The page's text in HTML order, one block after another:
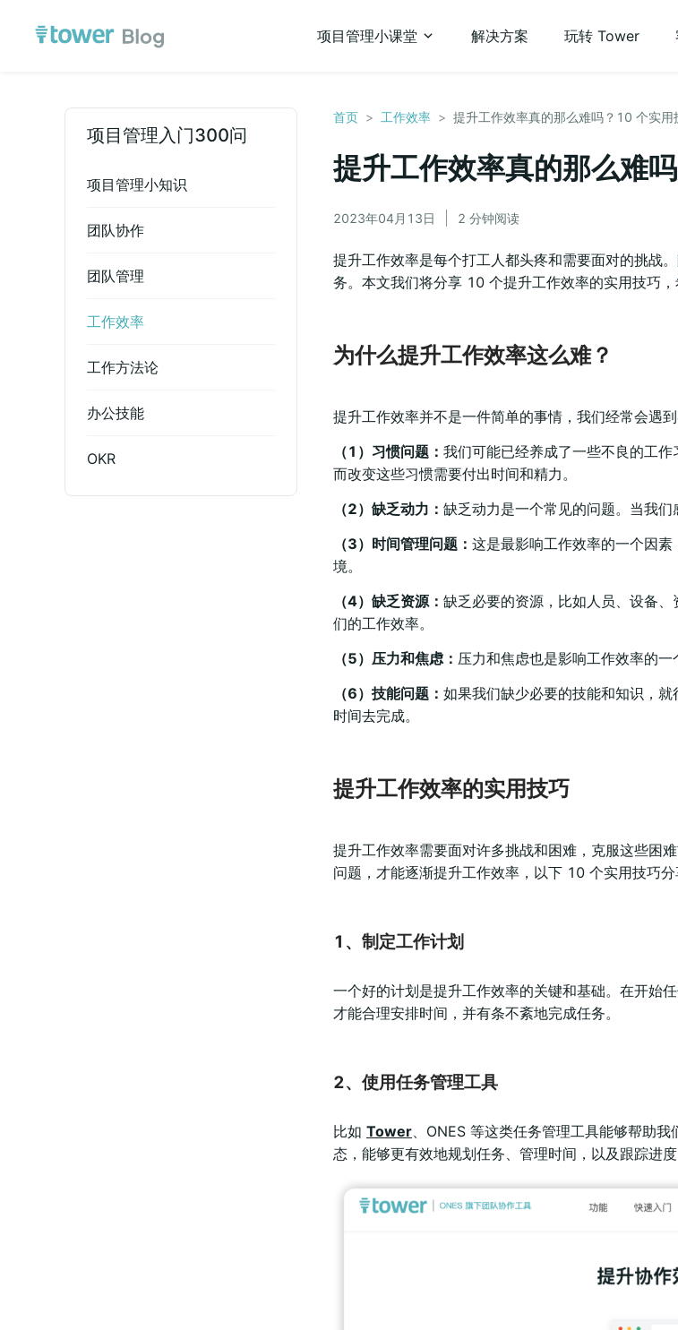
项目管理小课堂 解决方案 玩转 Tower
项目管理入门300问
项目管理小知识
团队协作
团队管理
工作效率
工作方法论
办公技能
OKR
首页 > 工作效率 > 提升工作效率真的那么难吗？10 个实用
提升工作效率真的那么难
2023年04月13日 2 分钟阅读
提升工作效率是每个打工人都头疼和需要面对的挑战
务。本文我们将分享 10 个提升工作效率的实用技巧，
为什么提升工作效率这么难？
提升工作效率并不是一件简单的事情，我们经常会遇
（1）习惯问题： 我们可能已经养成了一些不良的工
而改变这些习惯需要付出时间和精力。
（2）缺乏动力： 缺乏动力是一个常见的问题。当我们
（3）时间管理问题： 这是最影响工作效率的一个因
境。
（4）缺乏资源： 缺乏必要的资源，比如人员、设备
们的工作效率。
（5）压力和焦虑： 压力和焦虑也是影响工作效率的一
（6）技能问题： 如果我们缺少必要的技能和知识，
时间去完成。
提升工作效率的实用技巧
提升工作效率需要面对许多挑战和困难，克服这些困
问题，才能逐渐提升工作效率，以下 10 个实用技巧分
1、制定工作计划
一个好的计划是提升工作效率的关键和基础。在开始
才能合理安排时间，并有条不紊地完成任务。
2、使用任务管理工具
比如 Tower 、ONES 等这类任务管理工具能够帮助
态，能够更有效地规划任务、管理时间，以及跟踪进